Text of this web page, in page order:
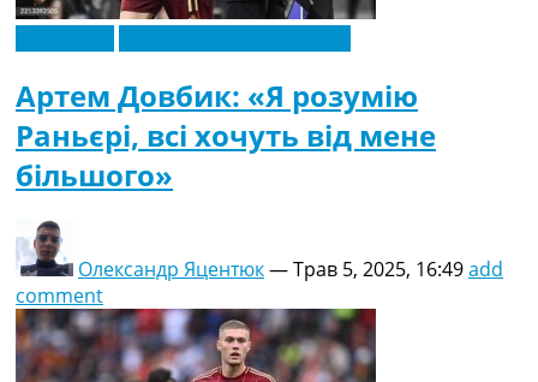
Артем Довбик: «Я розумію
Раньєрі, всі хочуть від мене
більшого»
Олександр Яцентюк—Трав 5, 2025, 16:49add
comment